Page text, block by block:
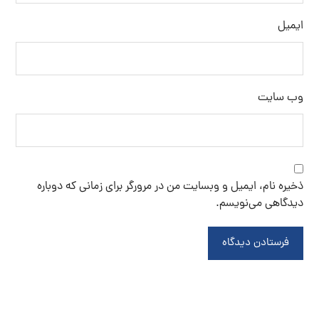
ایمیل
وب‌ سایت
ذخیره نام، ایمیل و وبسایت من در مرورگر برای زمانی که دوباره
دیدگاهی می‌نویسم.
فرستادن دیدگاه